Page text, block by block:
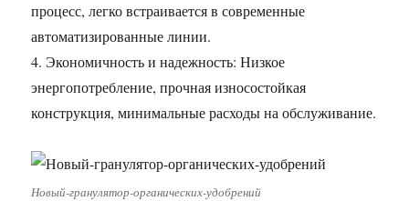
процесс, легко встраивается в современные
автоматизированные линии.
4. Экономичность и надежность: Низкое
энергопотребление, прочная износостойкая
конструкция, минимальные расходы на обслуживание.
Новый-гранулятор-органических-удобрений